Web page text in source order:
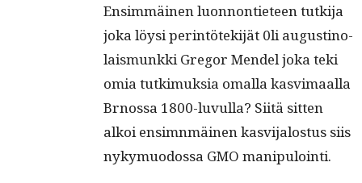
Ensim­mäi­nen luon­non­ti­eteen tutk­i­ja
joka löysi per­in­tötek­i­jät 0li augusti­no­
lais­munk­ki Gre­gor Mendel joka teki
omia tutkimuk­sia oma­l­la kasvi­maal­la
Brnos­sa 1800-luvul­la? Siitä sit­ten
alkoi ensim­n­mäi­nen kasvi­jalostus siis
nyky­muo­dos­sa GMO manipulointi.